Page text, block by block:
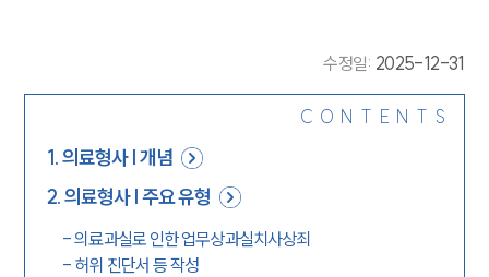
수정일: 2025-12-31
CONTENTS
1.의료형사 | 개념
2.의료형사 | 주요 유형
-의료과실로 인한 업무상과실치사상죄
- 허위 진단서 등 작성